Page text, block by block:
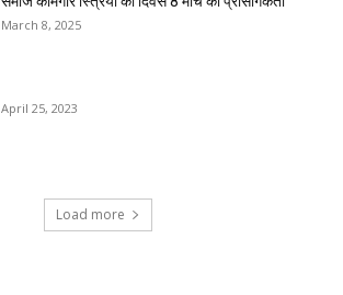
March 8, 2025
April 25, 2023
Load more